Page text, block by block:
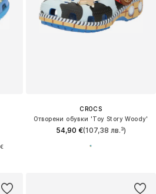
CROCS
Отворени обувки 'Toy Story Woody'
54,90 €(107,38 лв.³)